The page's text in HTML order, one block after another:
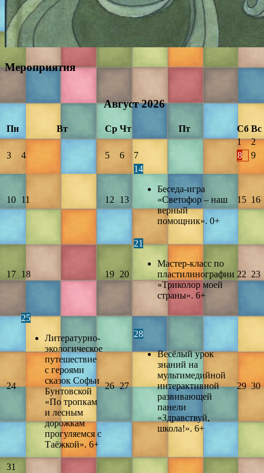
Мероприятия
Август 2026
Пн Вт Ср Чт Пт Сб Вс
1
2
3
4 5 6 7 8 9
10 11 12 13
14
Беседа-игра
«Светофор – наш
верный
помощник». 0+
15 16
17 18 19 20
21
Мастер-класс по
пластилинографии
«Триколор моей
страны». 6+
22 23
24
25
Литературно-
экологическое
путешествие
с героями
сказок Софьи
Бунтовской
«По тропкам
и лесным
дорожкам
прогуляемся с
Таёжкой». 6+
26 27
28
Весёлый урок
знаний на
мультимедийной
интерактивной
развивающей
панели
«Здравствуй,
школа!». 6+
29 30
31